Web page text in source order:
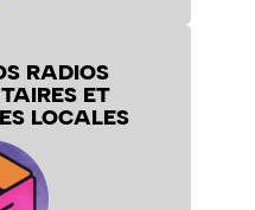
RADIOS
ET
LOCALES